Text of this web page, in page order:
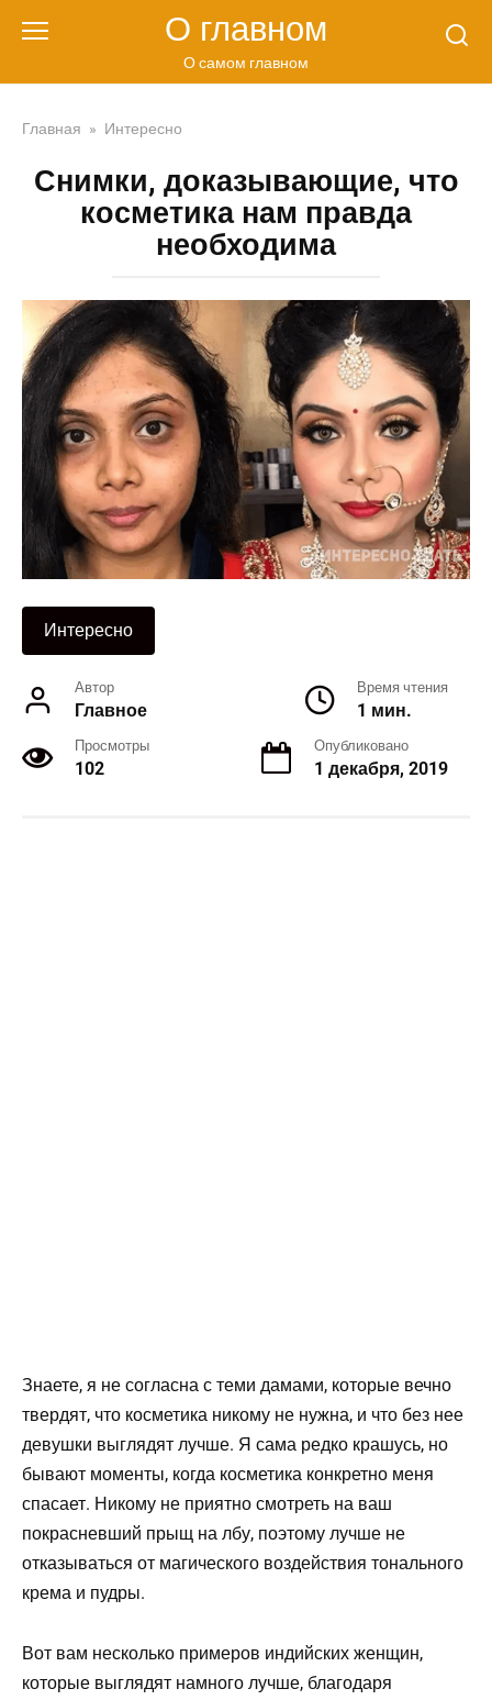
О главном
О самом главном
Главная » Интересно
Снимки, доказывающие, что
косметика нам правда
необходима
Интересно
Автор
Главное
Время чтения
1 мин.
Просмотры
102
Опубликовано
1 декабря, 2019
Знаете, я не согласна с теми дамами, которые вечно
твердят, что косметика никому не нужна, и что без нее
девушки выглядят лучше. Я сама редко крашусь, но
бывают моменты, когда косметика конкретно меня
спасает. Никому не приятно смотреть на ваш
покрасневший прыщ на лбу, поэтому лучше не
отказываться от магического воздействия тонального
крема и пудры.
Вот вам несколько примеров индийских женщин,
которые выглядят намного лучше, благодаря